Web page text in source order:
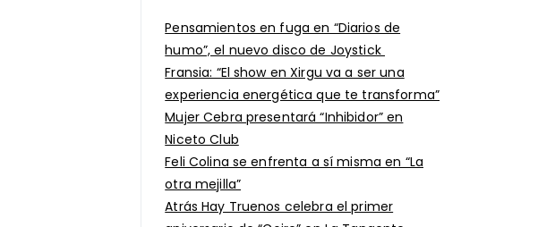
Pensamientos en fuga en “Diarios de
humo”, el nuevo disco de Joystick
Fransia: “El show en Xirgu va a ser una
experiencia energética que te transforma”
Mujer Cebra presentará “Inhibidor” en
Niceto Club
Feli Colina se enfrenta a sí misma en “La
otra mejilla”
Atrás Hay Truenos celebra el primer